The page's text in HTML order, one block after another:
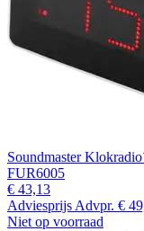
Soundmaster
FUR6005
€ 43,13
Adviesprijs Advpr. €
Niet op voorraad